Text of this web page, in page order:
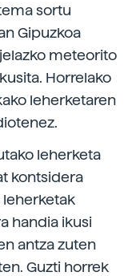
sortu
Gipuzkoa
meteorito
Horrelako
leherketaren
leherketa
kontsidera
leherketak
handia ikusi
antza zuten
Guzti horrek